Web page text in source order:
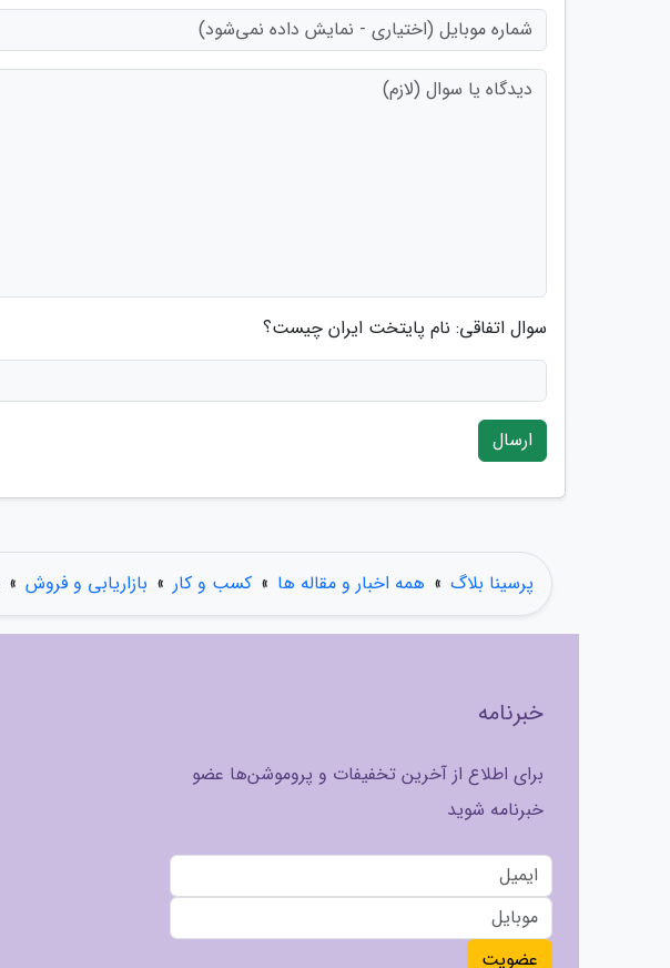
سوال اتفاقی: نام پایتخت ایران چیست؟
ارسال
پرسینا بلاگ » همه اخبار و مقاله ها » کسب و کار » بازاریابی و فروش »
خبرنامه
برای اطلاع از آخرین تخفیفات و پروموشن‌ها عضو
خبرنامه شوید
عضویت